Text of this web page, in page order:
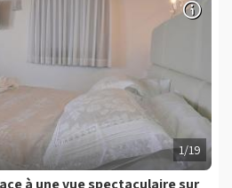
1/19
à une vue spectaculaire sur